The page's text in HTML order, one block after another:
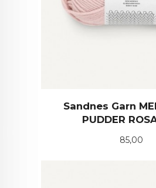
Sandnes Garn
PUDDER
Pris
85,00